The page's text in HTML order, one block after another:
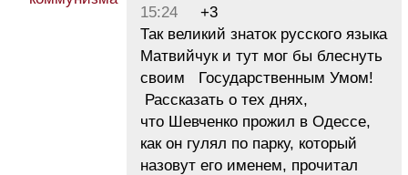
15:24
+3
Так великий знаток русского языка
Матвийчук и тут мог бы блеснуть
своим Государственным Умом!
Рассказать о тех днях,
что Шевченко прожил в Одессе,
как он гулял по парку, который
назовут его именем, прочитал